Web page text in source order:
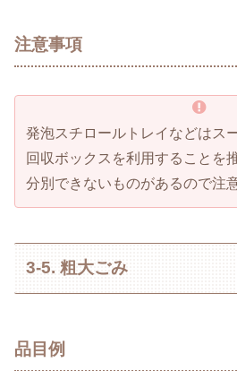
注意事項
発泡スチロールトレイなどはス
回収ボックスを利用することを
分別できないものがあるので注
3-5. 粗大ごみ
品目例